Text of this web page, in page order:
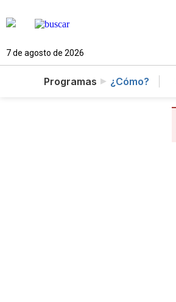
7 de agosto de 2026
Programas ¿Cómo?